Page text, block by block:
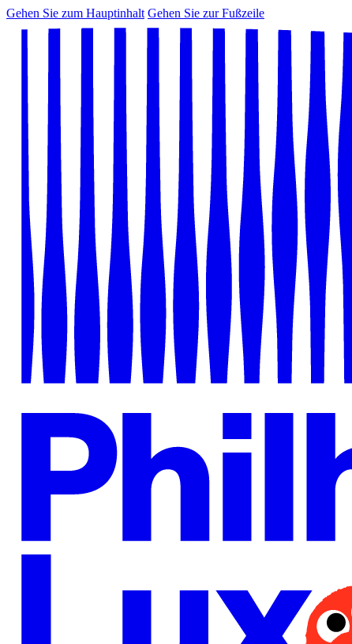
Gehen Sie zum Hauptinhalt Gehen Sie zur Fußzeile